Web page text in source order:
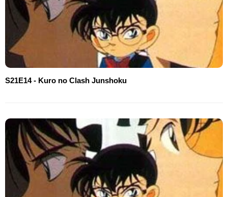
S21E14 - Kuro no Clash Junshoku